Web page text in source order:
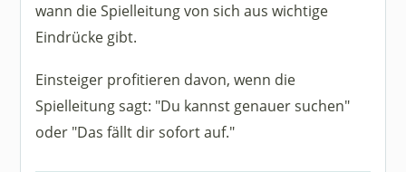
wann die Spielleitung von sich aus wichtige
Eindrücke gibt.
Einsteiger profitieren davon, wenn die
Spielleitung sagt: "Du kannst genauer suchen"
oder "Das fällt dir sofort auf."